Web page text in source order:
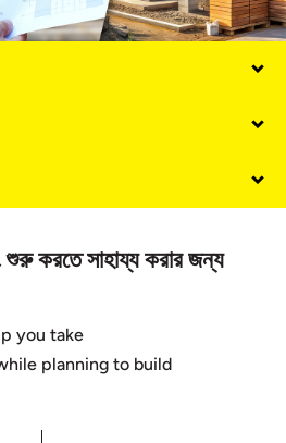
শুরু করতে সাহায্য করার জন্য
you take
planning to build